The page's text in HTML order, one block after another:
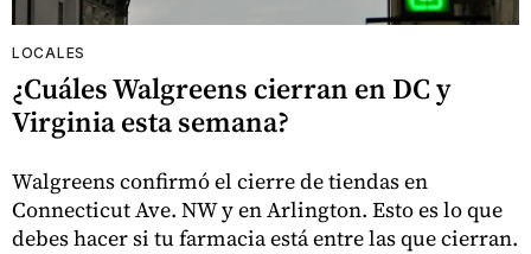
LOCALES
¿Cuáles Walgreens cierran en DC y
Virginia esta semana?
Walgreens confirmó el cierre de tiendas en
Connecticut Ave. NW y en Arlington. Esto es lo que
debes hacer si tu farmacia está entre las que cierran.